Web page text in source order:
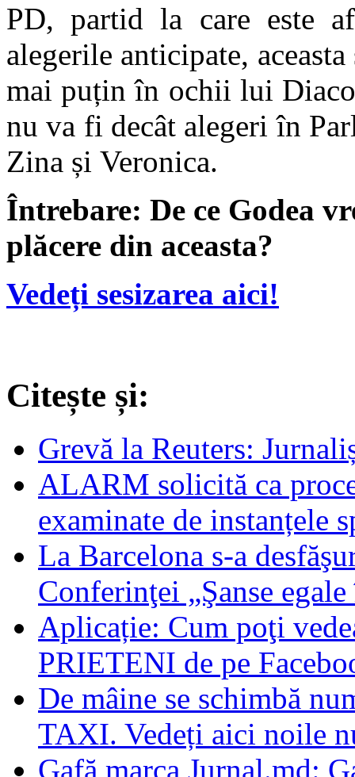
PD, partid la care este
alegerile anticipate,
mai puțin în ochii lui
nu va fi decât alegeri în
Zina și Veronica.
Întrebare: De ce Godea
plăcere din aceasta?
Vedeți sesizarea aici!
Citește și:
Grevă la Reuters:
ALARM solicită ca
examinate de instanțele
La Barcelona s-a
Conferinţei „Şanse
Aplicație: Cum poţi
PRIETENI de pe
De mâine se schimbă
TAXI. Vedeți aici noile
Gafă marca Jurnal.md: